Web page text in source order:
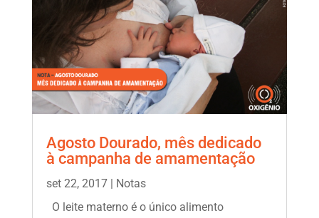
Agosto Dourado, mês dedicado
à campanha de amamentação
set 22, 2017| Notas
O leite materno é o único alimento